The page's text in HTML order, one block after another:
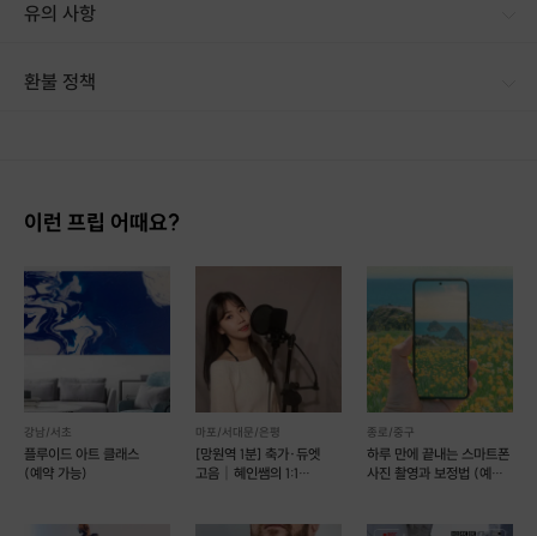
유의 사항
환불 정책
이런 프립 어때요?
강남/서초
플루이드 아트 클래스
(예약 가능)
마포/서대문/은평
[망원역 1분] 축가·듀엣
고음｜혜인쌤의 1:1
종로/중구
하루 만에 끝내는 스마트폰
사진 촬영과 보정법 (예약